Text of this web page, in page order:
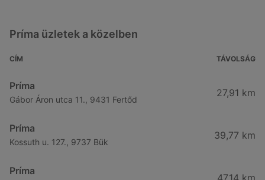
Príma üzletek a közelben
CÍM TÁVOLSÁG
Príma
Gábor Áron utca 11., 9431 Fertőd
27,91 km
Príma
Kossuth u. 127., 9737 Bük
39,77 km
Príma
47,14 km